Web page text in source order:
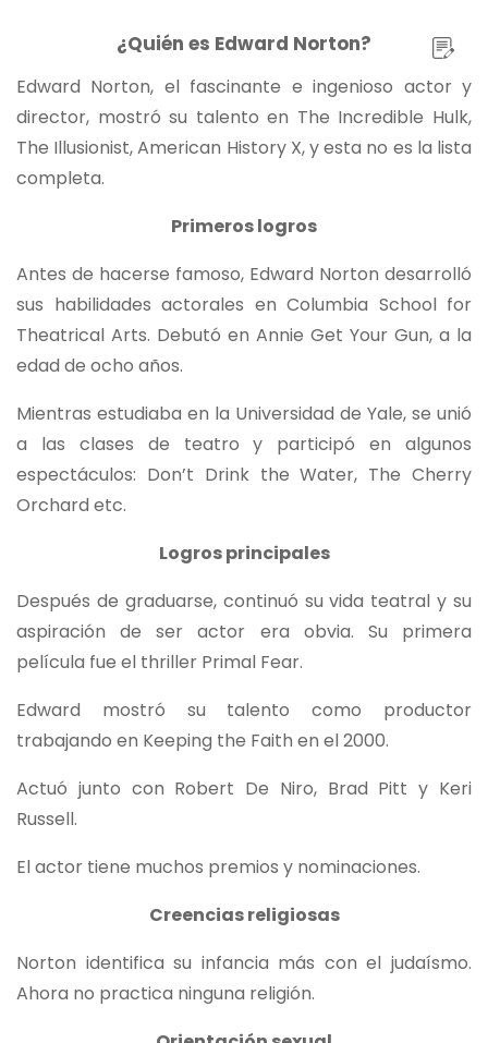
¿Quién es Edward Norton?
Edward Norton, el fascinante e ingenioso actor y
director, mostró su talento en The Incredible Hulk,
The Illusionist, American History X, y esta no es la lista
completa.
Primeros logros
Antes de hacerse famoso, Edward Norton desarrolló
sus habilidades actorales en Columbia School for
Theatrical Arts. Debutó en Annie Get Your Gun, a la
edad de ocho años.
Mientras estudiaba en la Universidad de Yale, se unió
a las clases de teatro y participó en algunos
espectáculos: Don’t Drink the Water, The Cherry
Orchard etc.
Logros principales
Después de graduarse, continuó su vida teatral y su
aspiración de ser actor era obvia. Su primera
película fue el thriller Primal Fear.
Edward mostró su talento como productor
trabajando en Keeping the Faith en el 2000.
Actuó junto con Robert De Niro, Brad Pitt y Keri
Russell.
El actor tiene muchos premios y nominaciones.
Creencias religiosas
Norton identifica su infancia más con el judaísmo.
Ahora no practica ninguna religión.